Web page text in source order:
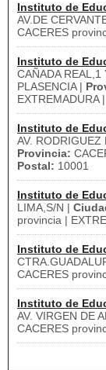
Instituto de
AV.DE
CACERES
Instituto de
CAÑADA REAL,1
PLASENCIA |
EXTREMADURA |
Instituto de
AV. RODRIGUEZ
Provincia:
Postal: 10001
Instituto de
LIMA,S/N |
provincia |
Instituto de
CACERES
Instituto de
AV. VIRGEN DE
CACERES